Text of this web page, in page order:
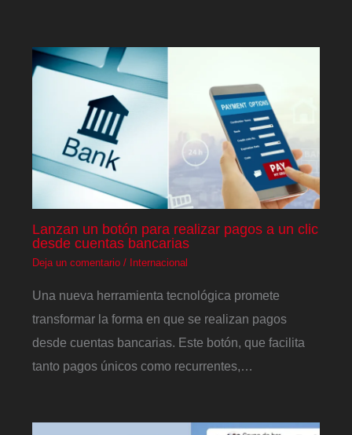
Lanzan un botón para realizar pagos a un clic
desde cuentas bancarias
Deja un comentario / Internacional
Una nueva herramienta tecnológica promete
transformar la forma en que se realizan pagos
desde cuentas bancarias. Este botón, que facilita
tanto pagos únicos como recurrentes,…